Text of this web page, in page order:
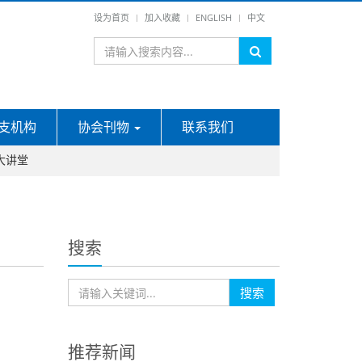
设为首页 加入收藏 ENGLISH 中文
讲堂
机构 协会刊物 联系我们
搜索
搜索
推荐新闻